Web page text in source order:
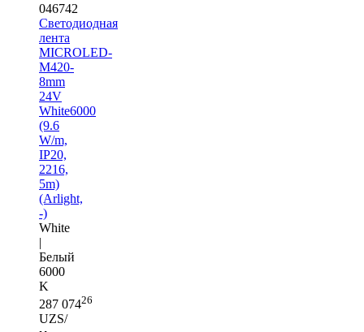
046742
Светодиодная
лента
MICROLED-
M420-
8mm
24V
White6000
(9.6
W/m,
IP20,
2216,
5m)
(Arlight,
-)
White
|
Белый
6000
K
287 07426
UZS/